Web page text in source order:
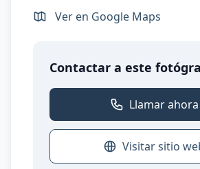
Ver en Google Maps
Contactar a este
Llamar ahora
Visitar sitio